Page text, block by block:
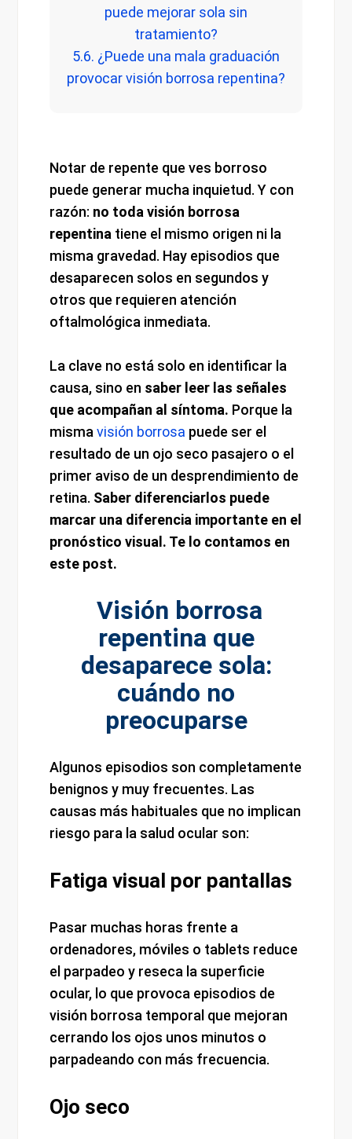
puede mejorar sola sin
tratamiento?
5.6. ¿Puede una mala graduación
provocar visión borrosa repentina?
Notar de repente que ves borroso
puede generar mucha inquietud. Y con
razón: no toda visión borrosa
repentina tiene el mismo origen ni la
misma gravedad. Hay episodios que
desaparecen solos en segundos y
otros que requieren atención
oftalmológica inmediata.
La clave no está solo en identificar la
causa, sino en saber leer las señales
que acompañan al síntoma. Porque la
mismavisión borrosa puede ser el
resultado de un ojo seco pasajero o el
primer aviso de un desprendimiento de
retina. Saber diferenciarlos puede
marcar una diferencia importante en el
pronóstico visual. Te lo contamos en
este post.
Visión borrosa
repentina que
desaparece sola:
cuándo no
preocuparse
Algunos episodios son completamente
benignos y muy frecuentes. Las
causas más habituales que no implican
riesgo para la salud ocular son:
Fatiga visual por pantallas
Pasar muchas horas frente a
ordenadores, móviles o tablets reduce
el parpadeo y reseca la superficie
ocular, lo que provoca episodios de
visión borrosa temporal que mejoran
cerrando los ojos unos minutos o
parpadeando con más frecuencia.
Ojo seco